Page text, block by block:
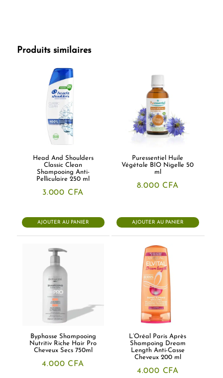
Produits similaires
Head And Shoulders
Classic Clean
Shampooing Anti-
Pelliculaire 250 ml
3.000 CFA
AJOUTER AU PANIER
Puressentiel Huile
Végétale BIO Nigelle 50
ml
8.000 CFA
AJOUTER AU PANIER
Byphasse Shampooing
Nutritiv Riche Hair Pro
Cheveux Secs 750ml
4.000 CFA
L’Oréal Paris Après
Shampoing Dream
Length Anti-Casse
Cheveux 200 ml
4.000 CFA